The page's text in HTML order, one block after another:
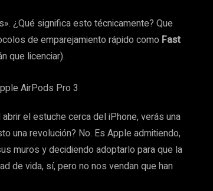
¿Qué significa esto técnicamente? Que
de emparejamiento rápido como Fast
que licenciar).
el estuche cerca del iPhone, verás una
una revolución? No. Es Apple admitiendo,
muros y decidiendo adoptarlo para que la
de vida, sí, pero no nos vendan que han